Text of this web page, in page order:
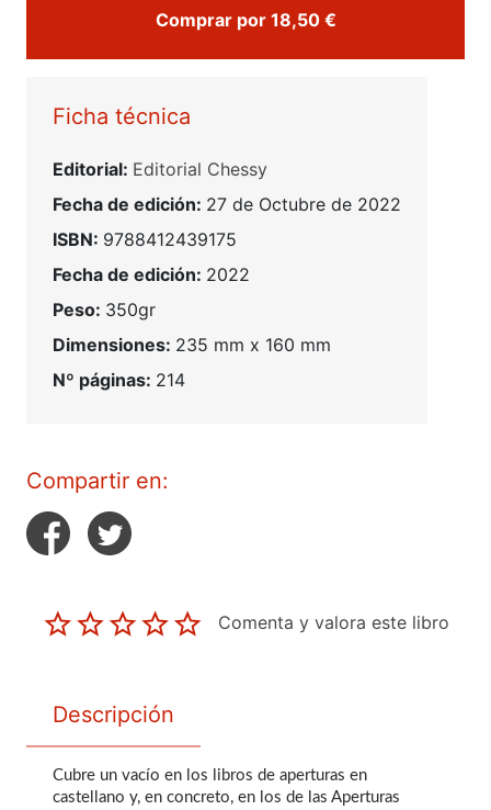
Comprar por 18,50 €
Ficha técnica
Editorial: Editorial Chessy
Fecha de edición: 27 de Octubre de 2022
ISBN: 9788412439175
Fecha de edición: 2022
Peso: 350gr
Dimensiones: 235 mm x 160 mm
Nº páginas: 214
Compartir en:
Comenta y valora este libro
Descripción
Cubre un vacío en los libros de aperturas en
castellano y, en concreto, en los de las Aperturas